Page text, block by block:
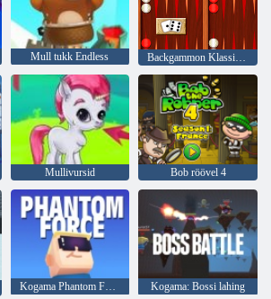
Mull tukk Endless Backgammon Klassikaline
Mullivursid Bob röövel 4
Kogama Phantom Force Kogama: Bossi lahing